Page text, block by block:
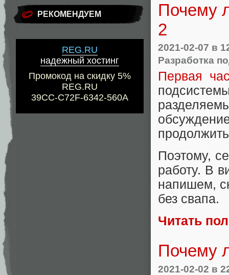
РЕКОМЕНДУЕМ
REG.RU
надежный хостинг
Промокод на скидку 5%
REG.RU
39CC-C72F-6342-560A
Почему
2
2021-02-07 в
Разработка
Первая
Поэтому,
работу. В
напишем,
без свапа.
Читать
Почему
2021-02-02 в